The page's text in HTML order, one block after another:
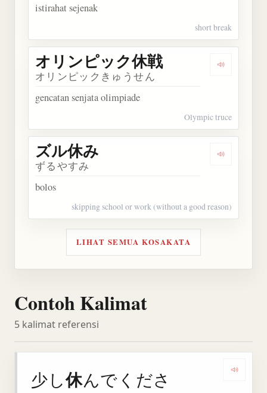
istirahat sejenak
short break
Dengarkan
オリンピック休戦
オリンピックきゅうせん
gencatan senjata olimpiade
Olympic truce
Dengarkan
ズル休み
ずるやすみ
bolos
skipping school or work (without a good reason)
LIHAT SEMUA KOSAKATA
Contoh Kalimat
5 kalimat referensi
少し休んでくださ